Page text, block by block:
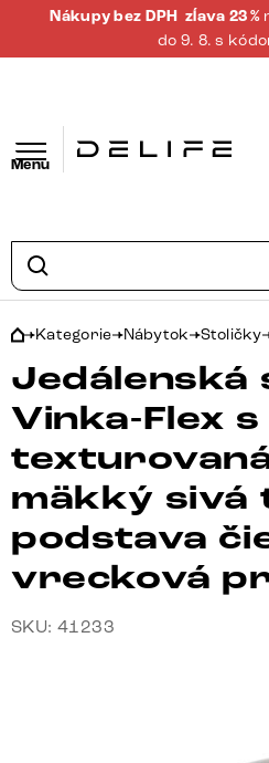
Nákupy bez DPH zĺava 23 %
do 9. 8. s
Menu
Kategorie Nábytok Stoličky
Jedálenská
Vinka-Flex
mäkký sivá
podstava
vrecková
SKU: 41233